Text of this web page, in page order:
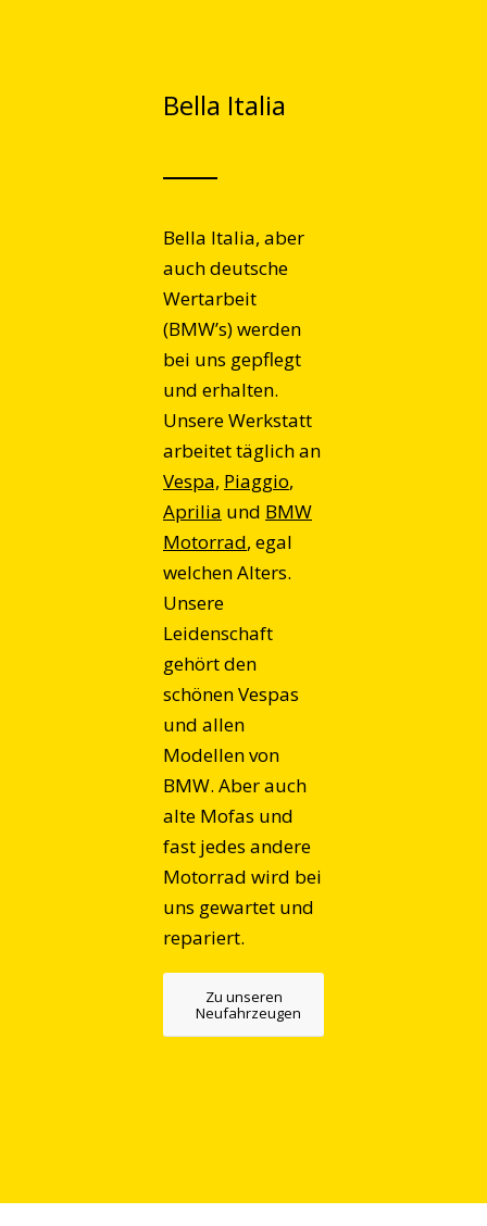
Bella Italia
Bella Italia, aber
auch deutsche
Wertarbeit
(BMW’s) werden
bei uns gepflegt
und erhalten.
Unsere Werkstatt
arbeitet täglich an
Vespa, Piaggio,
Aprilia und BMW
Motorrad, egal
welchen Alters.
Unsere
Leidenschaft
gehört den
schönen Vespas
und allen
Modellen von
BMW. Aber auch
alte Mofas und
fast jedes andere
Motorrad wird bei
uns gewartet und
repariert.
Zu unseren
Neufahrzeugen